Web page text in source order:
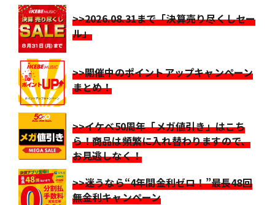
>>2026.08.31まで「決算売り尽くしセー
ル」
>>開催中のポイントアップキャンペーン
まとめ！
>>イケベ50周年「メガ値引き」はこち
ら！商品は頻繁に入れ替わりますので、
お見逃しなく！
>>迷うなら“4年間金利ゼロ！”最長48回
無金利キャンペーン